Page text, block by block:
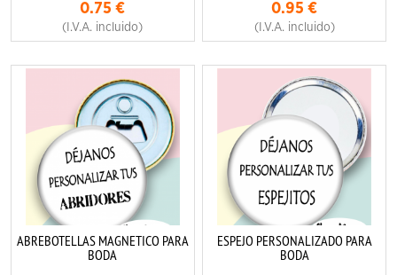
0.75 €
(I.V.A. incluido)
0.95 €
(I.V.A. incluido)
ABREBOTELLAS MAGNETICO PARA
BODA
ESPEJO PERSONALIZADO PARA
BODA